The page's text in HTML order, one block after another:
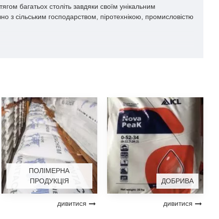
багатьох століть завдяки своїм унікальним
сільським господарством, піротехнікою, промисловістю
в умовах посухи.
вогнів і феєрверків, що надають їм яскравого і
для горіння.
в багатьох галузях.
ПОЛІМЕРНА
ПРОДУКЦІЯ
дивитися
ДОБРИВА
дивитися